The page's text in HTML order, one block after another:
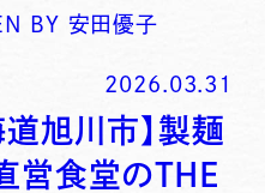
BY 安田優子
2026.03.31
道旭川市】製麺
営食堂のTHE